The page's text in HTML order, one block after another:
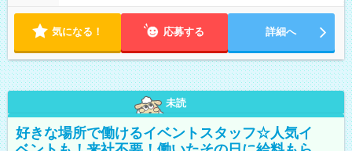
気になる！ 応募する 詳細へ
未読
好きな場所で働けるイベントスタッフ☆人気イ